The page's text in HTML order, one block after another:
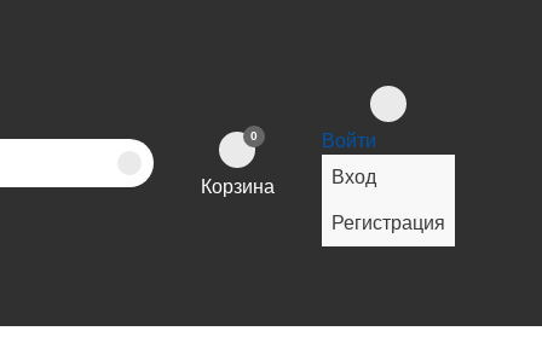
0
Корзина
Войти
Вход
Регистрация